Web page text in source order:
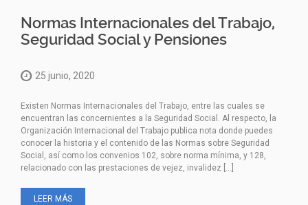
Normas Internacionales del Trabajo,
Seguridad Social y Pensiones
25 junio, 2020
Existen Normas Internacionales del Trabajo, entre las cuales se
encuentran las concernientes a la Seguridad Social. Al respecto, la
Organización Internacional del Trabajo publica nota donde puedes
conocer la historia y el contenido de las Normas sobre Seguridad
Social, así como los convenios 102, sobre norma mínima, y 128,
relacionado con las prestaciones de vejez, invalidez […]
LEER MÁS